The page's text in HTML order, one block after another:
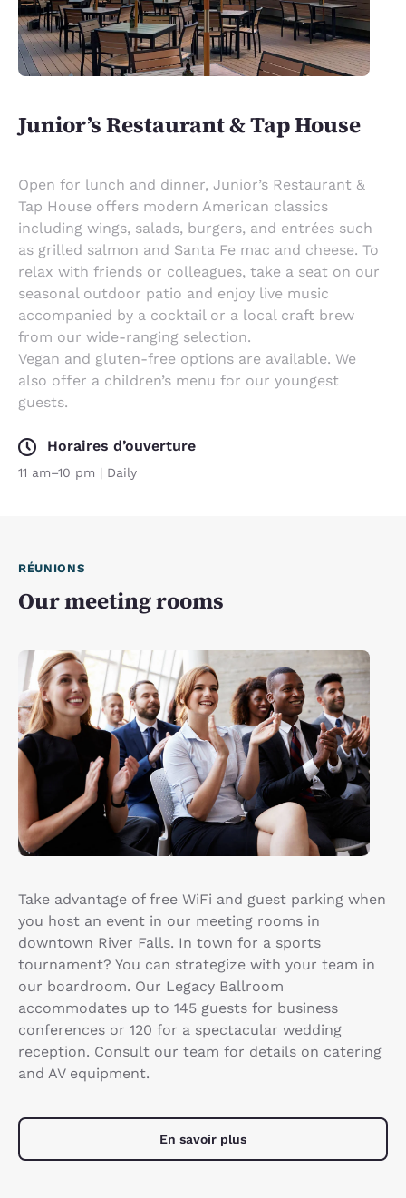
Junior’s Restaurant & Tap House
Open for lunch and dinner, Junior’s Restaurant &
Tap House offers modern American classics
including wings, salads, burgers, and entrées such
as grilled salmon and Santa Fe mac and cheese. To
relax with friends or colleagues, take a seat on our
seasonal outdoor patio and enjoy live music
accompanied by a cocktail or a local craft brew
from our wide-ranging selection.
Vegan and gluten-free options are available. We
also offer a children’s menu for our youngest
guests.
Horaires d’ouverture
11 am–10 pm | Daily
RÉUNIONS
Our meeting rooms
Take advantage of free WiFi and guest parking when
you host an event in our meeting rooms in
downtown River Falls. In town for a sports
tournament? You can strategize with your team in
our boardroom. Our Legacy Ballroom
accommodates up to 145 guests for business
conferences or 120 for a spectacular wedding
reception. Consult our team for details on catering
and AV equipment.
En savoir plus